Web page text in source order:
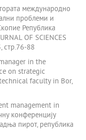
международно
проблеми и
Република
OF SCIENCES
стр.76-88
in the
on strategic
faculty in Bor,
management in
конференцију
пирот, република